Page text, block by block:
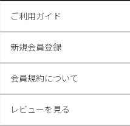
ご利用ガイド
新規会員登録
会員規約について
レビューを見る